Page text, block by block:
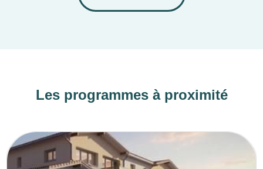
Les programmes à proximité